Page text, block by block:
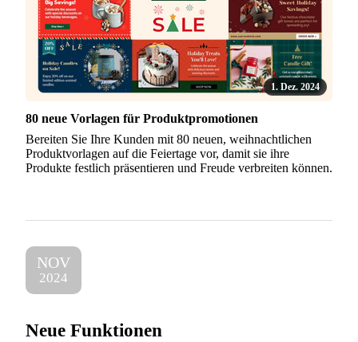
1. Dez. 2024
80 neue Vorlagen für Produktpromotionen
Bereiten Sie Ihre Kunden mit 80 neuen, weihnachtlichen
Produktvorlagen auf die Feiertage vor, damit sie ihre
Produkte festlich präsentieren und Freude verbreiten können.
NOV
2024
Neue Funktionen